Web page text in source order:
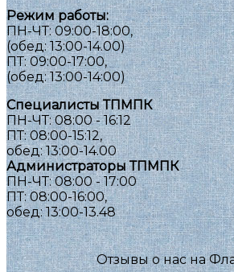
Режим работы:
ПН-ЧТ: 09:00-18:00,
(обед: 13:00-14.00)
ПТ: 09:00-17:00,
(обед: 13:00-14:00)
Специалисты ТПМПК
ПН-ЧТ: 08:00 - 16:12
ПТ: 08:00-15:12,
обед: 13:00-14.00
Администраторы ТПМПК
ПН-ЧТ: 08:00 - 17:00
ПТ: 08:00-16:00,
обед: 13:00-13.48
Отзывы о нас на